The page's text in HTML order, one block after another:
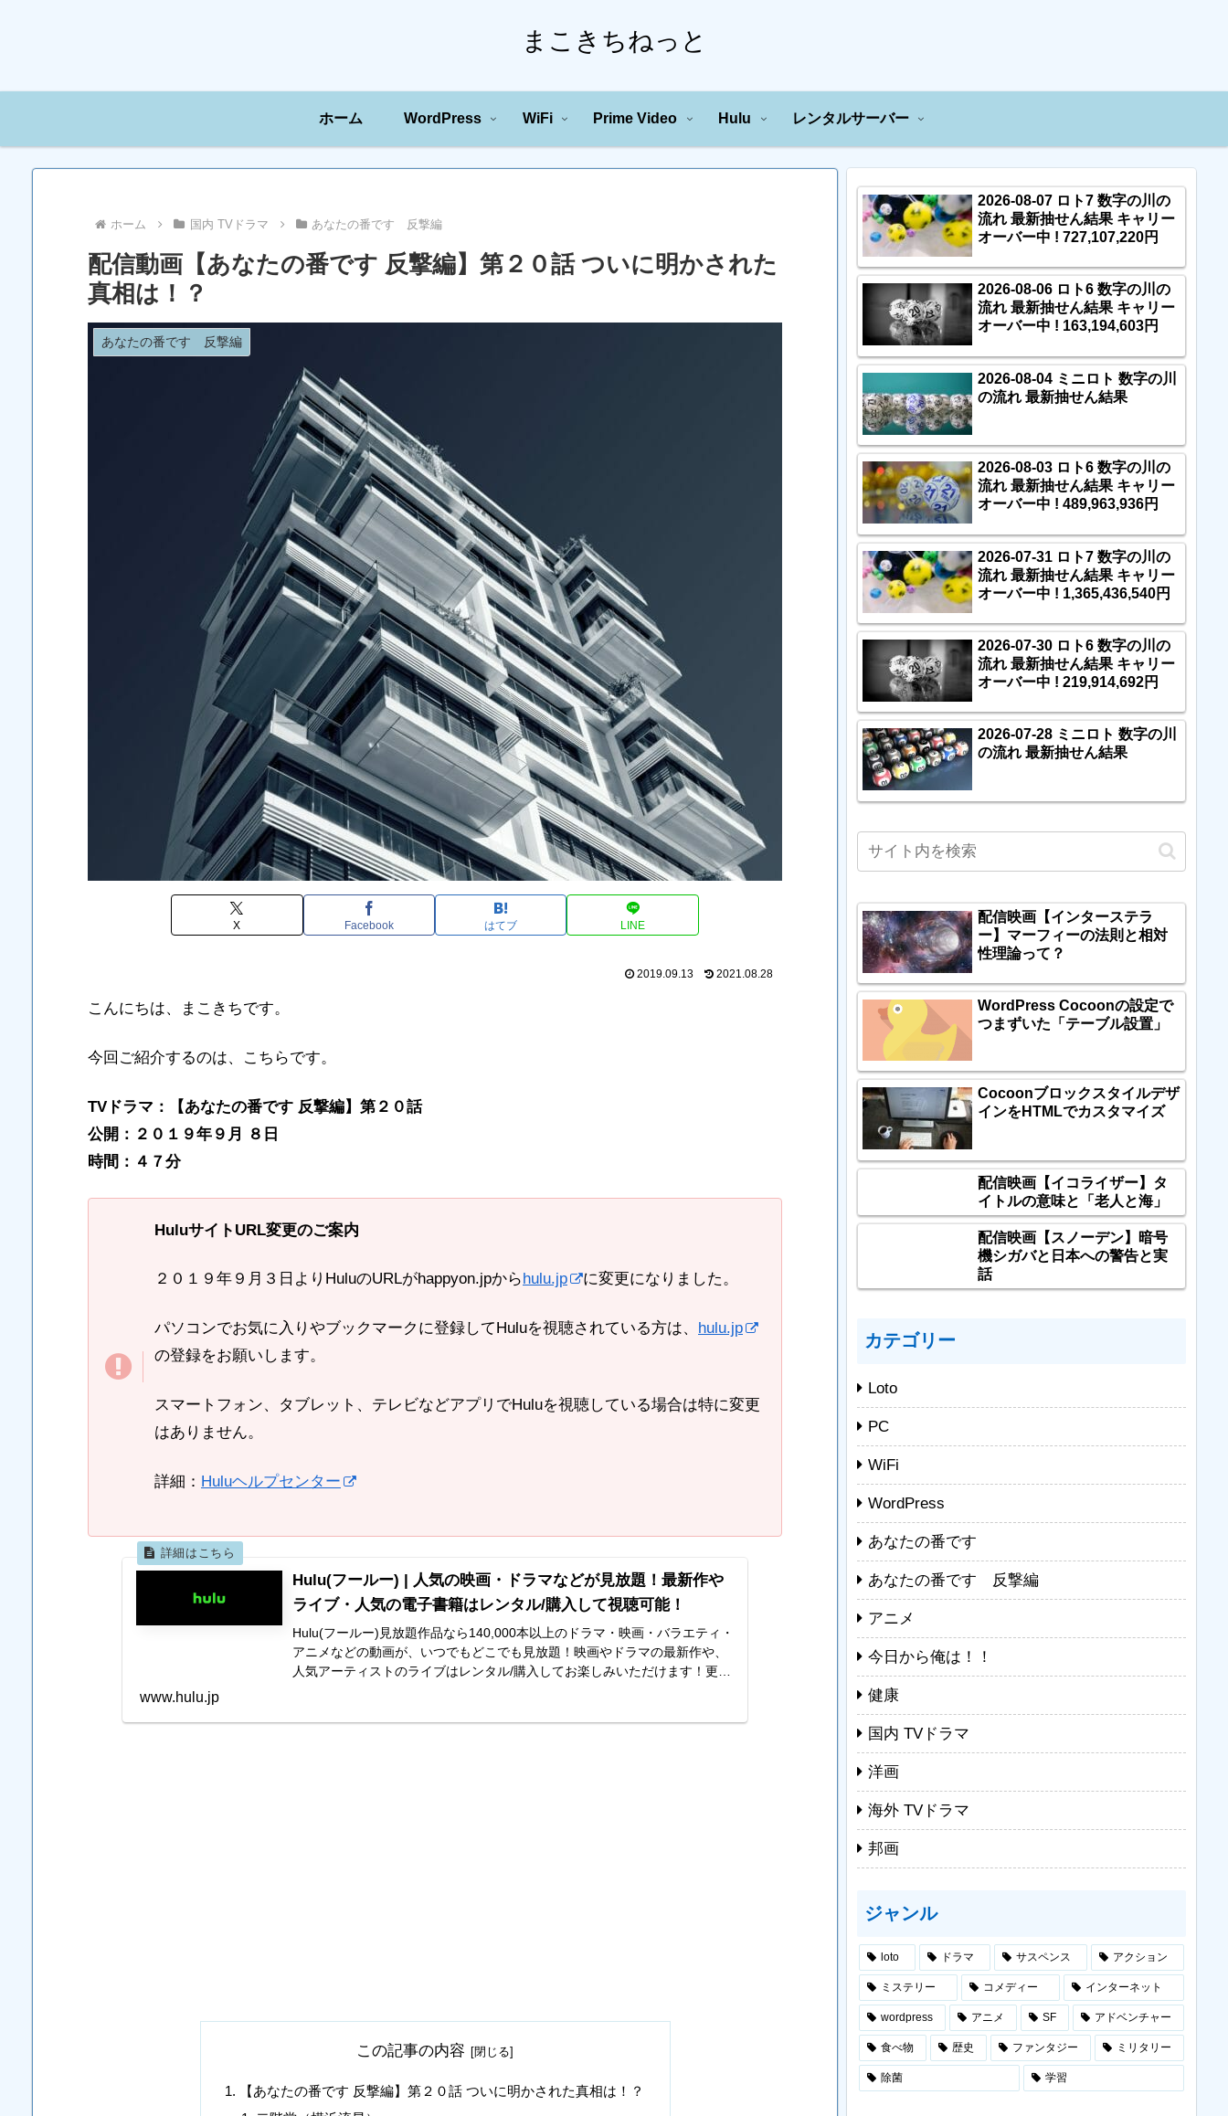
まこきちねっと
ホーム WordPress WiFi Prime Video Hulu レンタルサーバー
ホーム 国内 TVドラマ あなたの番です 反撃編
配信動画【あなたの番です 反撃編】第２０話 ついに明かされた
真相は！？
あなたの番です 反撃編
X Facebook はてブ LINE
2019.09.13 2021.08.28
こんにちは、まこきちです。
今回ご紹介するのは、こちらです。
TVドラマ：【あなたの番です 反撃編】第２０話
公開：２０１９年９月 ８日
時間：４７分
HuluサイトURL変更のご案内
２０１９年９月３日よりHuluのURLがhappyon.jpから hulu.jp に変更になりました。
パソコンでお気に入りやブックマークに登録してHuluを視聴されている方は、
hulu.jp
の登録をお願いします。
スマートフォン、タブレット、テレビなどアプリでHuluを視聴している場合は特に変更
はありません。
詳細： Huluヘルプセンター
Hulu(フールー) | 人気の映画・ドラマなどが見放題！最新作や
ライブ・人気の電子書籍はレンタル/購入して視聴可能！
Hulu(フールー)見放題作品なら140,000本以上のドラマ・映画・バラエティ・
アニメなどの動画が、いつでもどこでも見放題！映画やドラマの最新作や、
人気アーティストのライブはレンタル/購入してお楽しみいただけます！更に
www.hulu.jp
この記事の内容
【あなたの番です 反撃編】第２０話 ついに明かされた真相は！？
2026-08-07 ロト7 数字の川の
流れ 最新抽せん結果 キャリー
オーバー中 ! 727,107,220円
2026-08-06 ロト6 数字の川の
流れ 最新抽せん結果 キャリー
オーバー中 ! 163,194,603円
2026-08-04 ミニロト 数字の川
の流れ 最新抽せん結果
2026-08-03 ロト6 数字の川の
流れ 最新抽せん結果 キャリー
オーバー中 ! 489,963,936円
2026-07-31 ロト7 数字の川の
流れ 最新抽せん結果 キャリー
オーバー中 ! 1,365,436,540円
2026-07-30 ロト6 数字の川の
流れ 最新抽せん結果 キャリー
オーバー中 ! 219,914,692円
2026-07-28 ミニロト 数字の川
の流れ 最新抽せん結果
配信映画【インターステラ
ー】マーフィーの法則と相対
性理論って？
WordPress Cocoonの設定で
つまずいた「テーブル設置」
Cocoonブロックスタイルデザ
インをHTMLでカスタマイズ
配信映画【イコライザー】タ
イトルの意味と「老人と海」
配信映画【スノーデン】暗号
機シガバと日本への警告と実
話
カテゴリー
Loto
PC
WiFi
WordPress
あなたの番です
あなたの番です 反撃編
アニメ
今日から俺は！！
健康
国内 TVドラマ
洋画
海外 TVドラマ
邦画
ジャンル
loto ドラマ サスペンス アクション
ミステリー コメディー インターネット
wordpress アニメ SF アドベンチャー
食べ物 歴史 ファンタジー ミリタリー
除菌 学習